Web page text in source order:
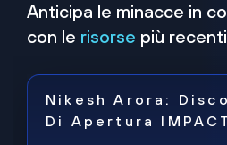
Anticipa le minacce in
con le risorse più recenti
Nikesh Arora:
Di Apertura